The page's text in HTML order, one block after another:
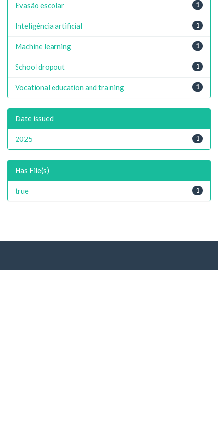
1
Evasão escolar
1
Inteligência artificial
1
Machine learning
1
School dropout
1
Vocational education and training
Date issued
1
2025
Has File(s)
1
true